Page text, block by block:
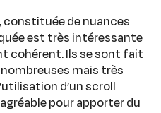
constituée de nuances
est très intéressante
cohérent. Ils se sont fait
mais très
d’un scroll
pour apporter du